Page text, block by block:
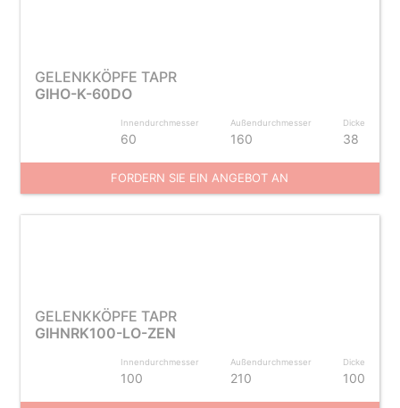
GELENKKÖPFE TAPR
GIHO-K-60DO
Innendurchmesser
60
Außendurchmesser
160
Dicke
38
FORDERN SIE EIN ANGEBOT AN
GELENKKÖPFE TAPR
GIHNRK100-LO-ZEN
Innendurchmesser
100
Außendurchmesser
210
Dicke
100